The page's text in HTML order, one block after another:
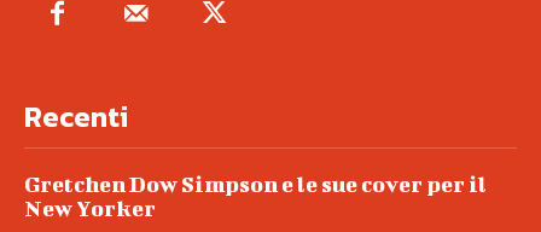
Recenti
Gretchen Dow Simpson e le sue cover per il
New Yorker